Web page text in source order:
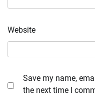
Website
Save my name,
the next time I